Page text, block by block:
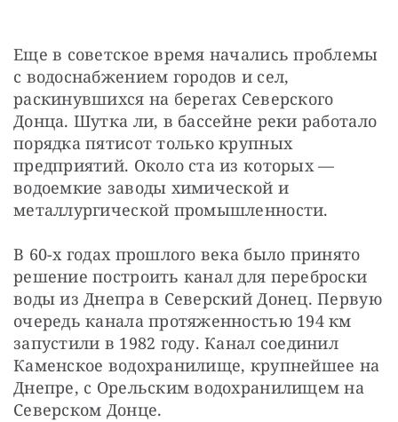
Еще в советское время начались проблемы
с водоснабжением городов и сел,
раскинувшихся на берегах Северского
Донца. Шутка ли, в бассейне реки работало
порядка пятисот только крупных
предприятий. Около ста из которых —
водоемкие заводы химической и
металлургической промышленности.
В 60-х годах прошлого века было принято
решение построить канал для переброски
воды из Днепра в Северский Донец. Первую
очередь канала протяженностью 194 км
запустили в 1982 году. Канал соединил
Каменское водохранилище, крупнейшее на
Днепре, с Орельским водохранилищем на
Северском Донце.